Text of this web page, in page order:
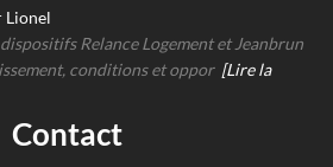
Lionel
Relance Logement et Jeanbrun
conditions et oppor [Lire la
Contact